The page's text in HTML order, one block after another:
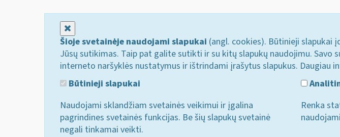
Šioje svetainėje naudojami slapukai (angl. cookies). Būtinieji slapukai
Jūsų sutikimas. Taip pat galite sutikti ir su kitų slapukų naudojimu.
interneto naršyklės nustatymus ir ištrindami įrašytus slapukus. Daugiau
Būtinieji slapukai
Naudojami sklandžiam svetainės veikimui ir įgalina
pagrindines svetainės funkcijas. Be šių slapukų svetainė
negali tinkamai veikti.
Renka